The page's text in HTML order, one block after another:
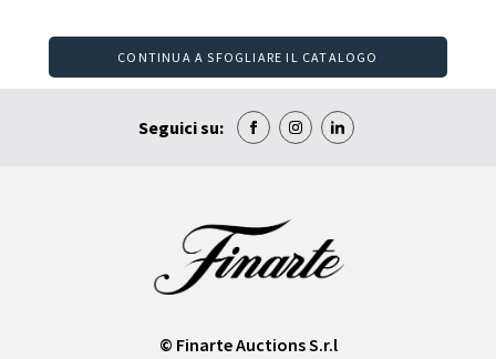
CONTINUA A SFOGLIARE IL CATALOGO
Seguici su:
© Finarte Auctions S.r.l